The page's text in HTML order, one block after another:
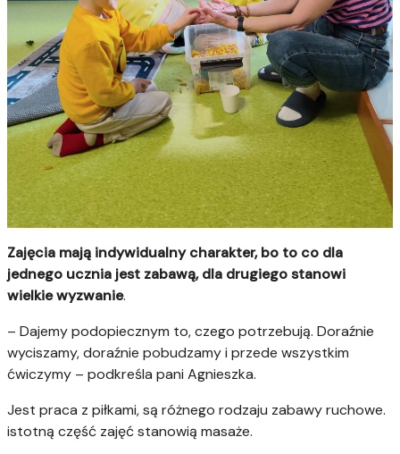
Zajęcia mają indywidualny charakter, bo to co dla
jednego ucznia jest zabawą, dla drugiego stanowi
wielkie wyzwanie.
– Dajemy podopiecznym to, czego potrzebują. Doraźnie
wyciszamy, doraźnie pobudzamy i przede wszystkim
ćwiczymy – podkreśla pani Agnieszka.
Jest praca z piłkami, są różnego rodzaju zabawy ruchowe.
istotną część zajęć stanowią masaże.